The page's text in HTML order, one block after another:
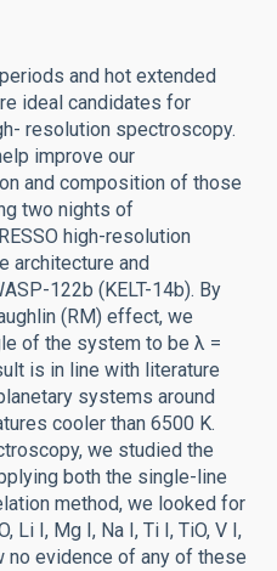
and hot extended
ideal candidates for
resolution spectroscopy.
improve our
and composition of those
two nights of
high-resolution
architecture and
122b (KELT-14b). By
(RM) effect, we
of the system to be λ =
is in line with literature
systems around
cooler than 6500 K.
we studied the
both the single-line
method, we looked for
Li I, Mg I, Na I, Ti I, TiO, V I,
no evidence of any of these